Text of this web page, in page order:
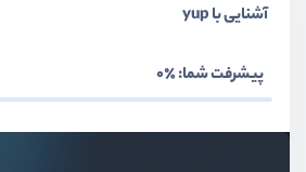
آشنایی با yup
پیشرفت شما:٪0